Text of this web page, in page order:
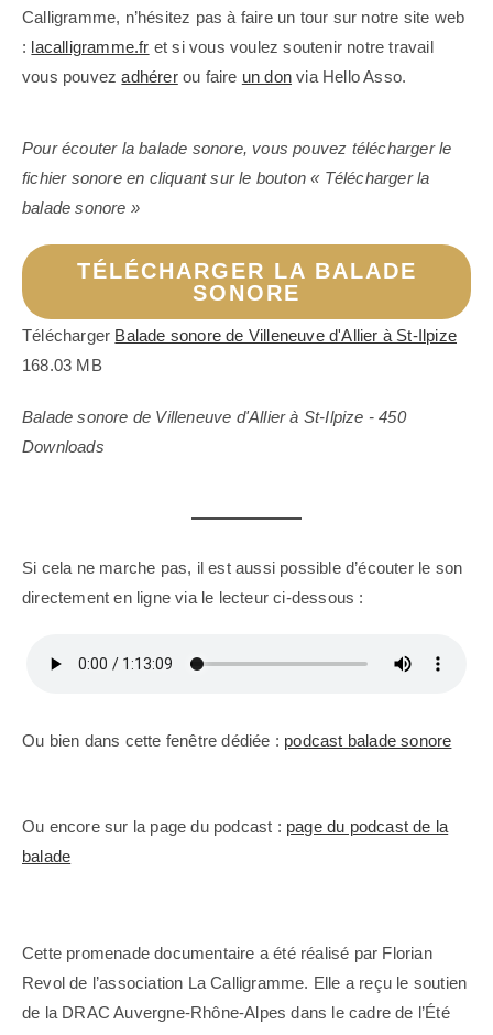
Calligramme, n’hésitez pas à faire un tour sur notre site web
: lacalligramme.fr et si vous voulez soutenir notre travail
vous pouvezadhérerou faire un don via Hello Asso.
Pour écouter la balade sonore, vous pouvez télécharger le
fichier sonore en cliquant sur le bouton « Télécharger la
balade sonore »
TÉLÉCHARGER LA BALADE
SONORE
Télécharger Balade sonore de Villeneuve d'Allier à St-Ilpize
168.03 MB
Balade sonore de Villeneuve d'Allier à St-Ilpize -450
Downloads
Si cela ne marche pas, il est aussi possible d’écouter le son
directement en ligne via le lecteur ci-dessous :
Ou bien dans cette fenêtre dédiée : podcast balade sonore
Ou encore sur la page du podcast : page du podcast de la
balade
Cette promenade documentaire a été réalisé par Florian
Revol de l’association La Calligramme. Elle a reçu le soutien
de la DRAC Auvergne-Rhône-Alpes dans le cadre de l’Été